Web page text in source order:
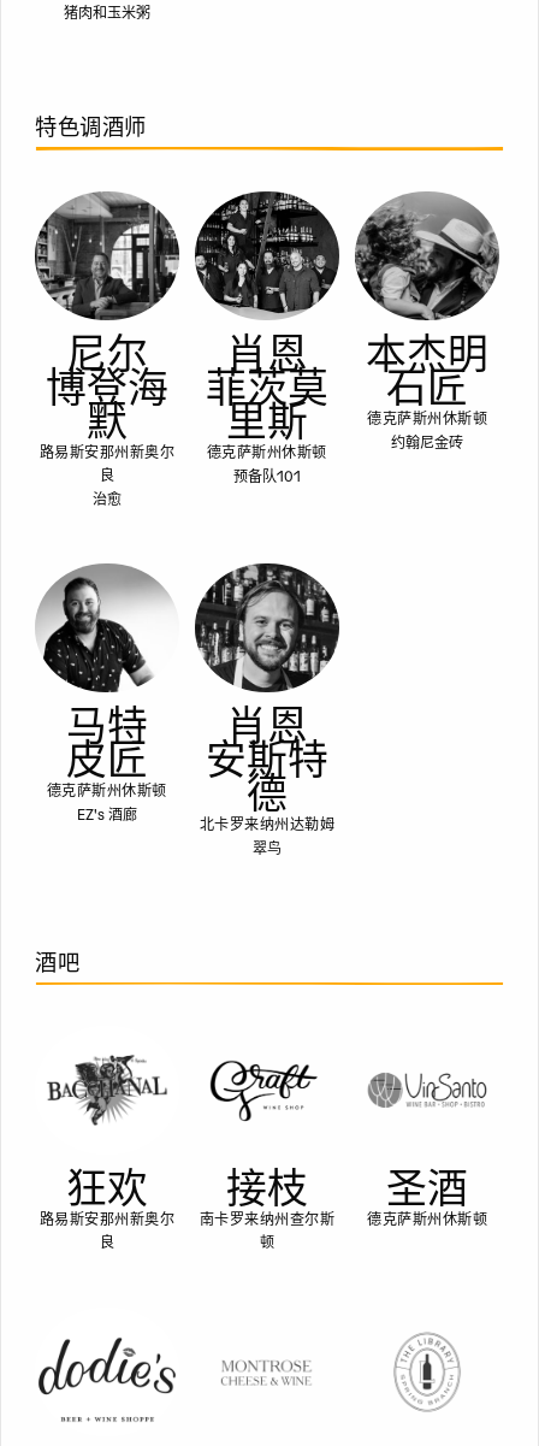
猪肉和玉米粥
特色调酒师
尼尔
博登海
默
路易斯安那州新奥尔
良
治愈
肖恩
菲茨莫
里斯
德克萨斯州休斯顿
预备队101
本杰明
石匠
德克萨斯州休斯顿
约翰尼金砖
马特
皮匠
德克萨斯州休斯顿
EZ's 酒廊
肖恩
安斯特
德
北卡罗来纳州达勒姆
翠鸟
酒吧
狂欢
路易斯安那州新奥尔
良
接枝
南卡罗来纳州查尔斯
顿
圣酒
德克萨斯州休斯顿